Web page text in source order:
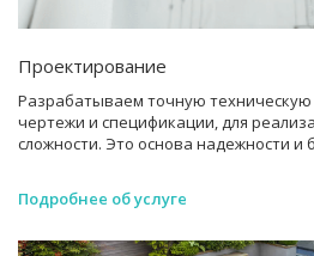
Проектирование
Разрабатываем точную
чертежи и спецификации, для
сложности. Это основа надежности и
Подробнее об услуге